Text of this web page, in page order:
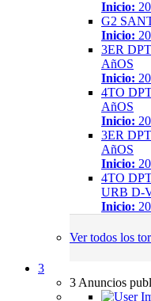
Inicio:
G2
Inicio:
3ER
AñOS
Inicio:
4TO
AñOS
Inicio:
3ER
AñOS
Inicio:
4TO
URB D-
Inicio:
Ver todos los
3
3 Anuncios